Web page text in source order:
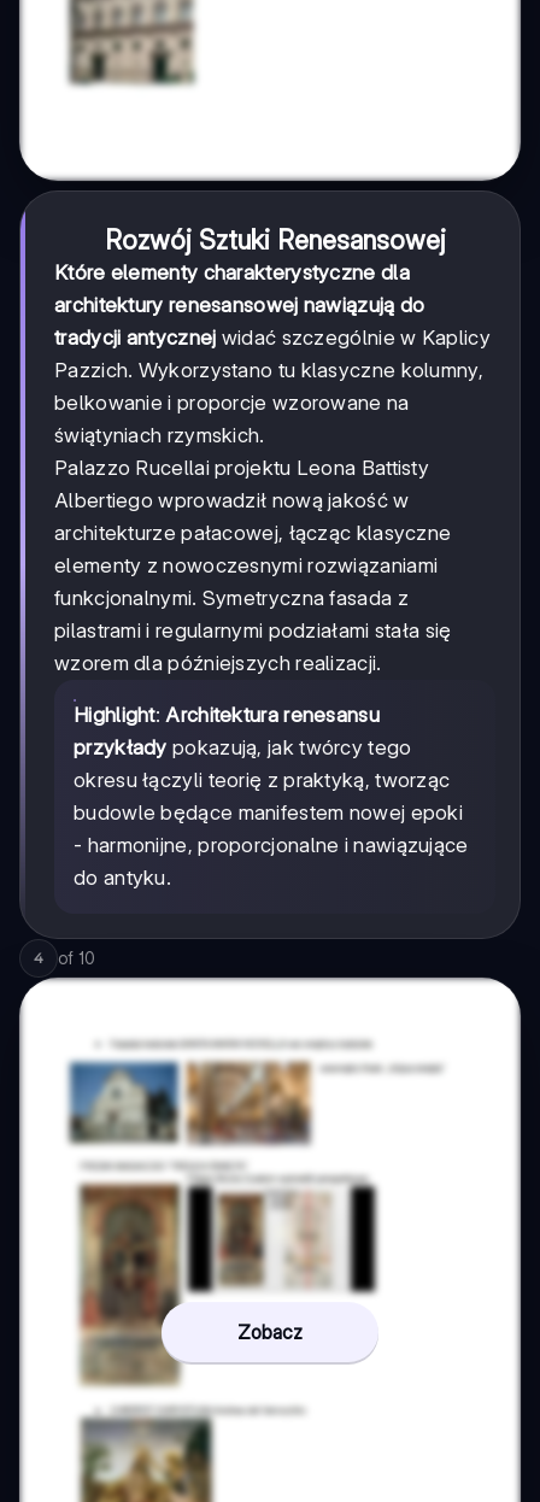
Rozwój Sztuki Renesansowej
Które elementy charakterystyczne dla
architektury renesansowej nawiązują do
tradycji antycznej widać szczególnie w Kaplicy
Pazzich. Wykorzystano tu klasyczne kolumny,
belkowanie i proporcje wzorowane na
świątyniach rzymskich.
Palazzo Rucellai projektu Leona Battisty
Albertiego wprowadził nową jakość w
architekturze pałacowej, łącząc klasyczne
elementy z nowoczesnymi rozwiązaniami
funkcjonalnymi. Symetryczna fasada z
pilastrami i regularnymi podziałami stała się
wzorem dla późniejszych realizacji.
Highlight:Architektura renesansu
przykłady pokazują, jak twórcy tego
okresu łączyli teorię z praktyką, tworząc
budowle będące manifestem nowej epoki
- harmonijne, proporcjonalne i nawiązujące
do antyku.
4 of 10
Zobacz